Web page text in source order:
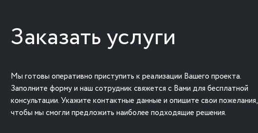
Заказать услуги
Мы готовы оперативно приступить к реализации Вашего проекта.
Заполните форму и наш сотрудник свяжется с Вами для бесплатной
консультации. Укажите контактные данные и опишите свои пожелания,
чтобы мы смогли предложить наиболее подходящие решения.